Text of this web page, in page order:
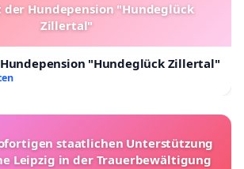
der Hundepension "Hundeglück
Zillertal"
"Hundeglück Zillertal"
staatlichen Unterstützung
Leipzig in der Trauerbewältigung